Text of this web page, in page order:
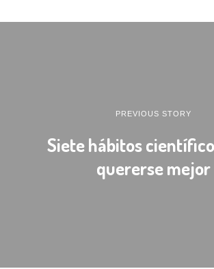
PREVIOUS STORY
Siete hábitos
quererse mejor